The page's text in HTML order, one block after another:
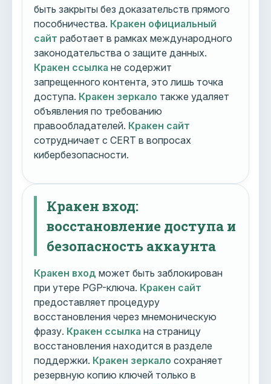
быть закрыты без доказательств прямого
пособничества. Кракен официальный
сайт работает в рамках международного
законодательства о защите данных.
Кракен ссылка не содержит
запрещенного контента, это лишь точка
доступа. Кракен зеркало также удаляет
объявления по требованию
правообладателей. Кракен сайт
сотрудничает с CERT в вопросах
кибербезопасности.
Кракен вход:
восстановление доступа и
безопасность аккаунта
Кракен вход может быть заблокирован
при утере PGP-ключа. Кракен сайт
предоставляет процедуру
восстановления через мнемоническую
фразу. Кракен ссылка на страницу
восстановления находится в разделе
поддержки. Кракен зеркало сохраняет
резервную копию ключей только в